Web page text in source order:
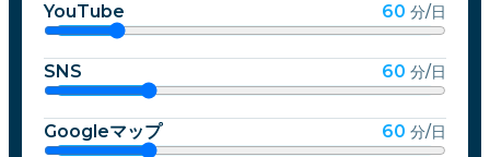
YouTube 60 分/日
SNS 60 分/日
Googleマップ 60 分/日